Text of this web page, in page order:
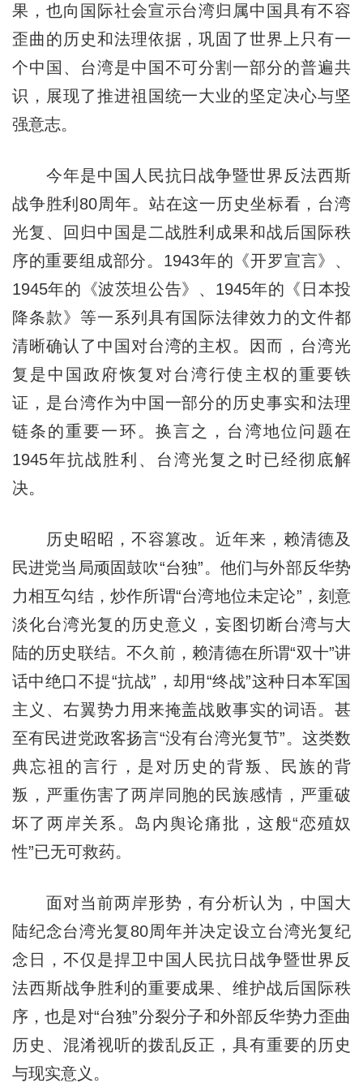
果，也向国际社会宣示台湾归属中国具有不容
歪曲的历史和法理依据，巩固了世界上只有一
个中国、台湾是中国不可分割一部分的普遍共
识，展现了推进祖国统一大业的坚定决心与坚
强意志。
今年是中国人民抗日战争暨世界反法西斯
战争胜利80周年。站在这一历史坐标看，台湾
光复、回归中国是二战胜利成果和战后国际秩
序的重要组成部分。1943年的《开罗宣言》、
1945年的《波茨坦公告》、1945年的《日本投
降条款》等一系列具有国际法律效力的文件都
清晰确认了中国对台湾的主权。因而，台湾光
复是中国政府恢复对台湾行使主权的重要铁
证，是台湾作为中国一部分的历史事实和法理
链条的重要一环。换言之，台湾地位问题在
1945年抗战胜利、台湾光复之时已经彻底解
决。
历史昭昭，不容篡改。近年来，赖清德及
民进党当局顽固鼓吹“台独”。他们与外部反华势
力相互勾结，炒作所谓“台湾地位未定论”，刻意
淡化台湾光复的历史意义，妄图切断台湾与大
陆的历史联结。不久前，赖清德在所谓“双十”讲
话中绝口不提“抗战”，却用“终战”这种日本军国
主义、右翼势力用来掩盖战败事实的词语。甚
至有民进党政客扬言“没有台湾光复节”。这类数
典忘祖的言行，是对历史的背叛、民族的背
叛，严重伤害了两岸同胞的民族感情，严重破
坏了两岸关系。岛内舆论痛批，这般“恋殖奴
性”已无可救药。
面对当前两岸形势，有分析认为，中国大
陆纪念台湾光复80周年并决定设立台湾光复纪
念日，不仅是捍卫中国人民抗日战争暨世界反
法西斯战争胜利的重要成果、维护战后国际秩
序，也是对“台独”分裂分子和外部反华势力歪曲
历史、混淆视听的拨乱反正，具有重要的历史
与现实意义。